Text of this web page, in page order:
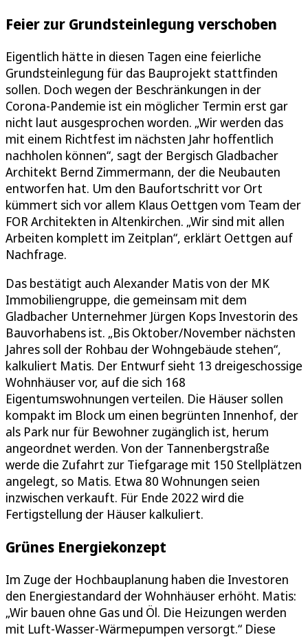
Feier zur Grundsteinlegung verschoben
Eigentlich hätte in diesen Tagen eine feierliche
Grundsteinlegung für das Bauprojekt stattfinden
sollen. Doch wegen der Beschränkungen in der
Corona-Pandemie ist ein möglicher Termin erst gar
nicht laut ausgesprochen worden. „Wir werden das
mit einem Richtfest im nächsten Jahr hoffentlich
nachholen können“, sagt der Bergisch Gladbacher
Architekt Bernd Zimmermann, der die Neubauten
entworfen hat. Um den Baufortschritt vor Ort
kümmert sich vor allem Klaus Oettgen vom Team der
FOR Architekten in Altenkirchen. „Wir sind mit allen
Arbeiten komplett im Zeitplan“, erklärt Oettgen auf
Nachfrage.
Das bestätigt auch Alexander Matis von der MK
Immobiliengruppe, die gemeinsam mit dem
Gladbacher Unternehmer Jürgen Kops Investorin des
Bauvorhabens ist. „Bis Oktober/November nächsten
Jahres soll der Rohbau der Wohngebäude stehen“,
kalkuliert Matis. Der Entwurf sieht 13 dreigeschossige
Wohnhäuser vor, auf die sich 168
Eigentumswohnungen verteilen. Die Häuser sollen
kompakt im Block um einen begrünten Innenhof, der
als Park nur für Bewohner zugänglich ist, herum
angeordnet werden. Von der Tannenbergstraße
werde die Zufahrt zur Tiefgarage mit 150 Stellplätzen
angelegt, so Matis. Etwa 80 Wohnungen seien
inzwischen verkauft. Für Ende 2022 wird die
Fertigstellung der Häuser kalkuliert.
Grünes Energiekonzept
Im Zuge der Hochbauplanung haben die Investoren
den Energiestandard der Wohnhäuser erhöht. Matis:
„Wir bauen ohne Gas und Öl. Die Heizungen werden
mit Luft-Wasser-Wärmepumpen versorgt.“ Diese